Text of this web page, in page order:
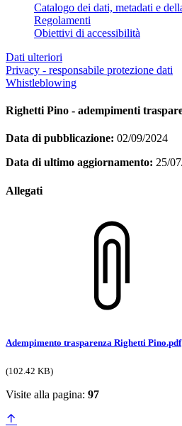
Catalogo dei dati, metadati e
Regolamenti
Obiettivi di accessibilità
Dati ulteriori
Privacy - responsabile protezione dati
Whistleblowing
Righetti Pino - adempimenti
Data di pubblicazione: 02/09/2024
Data di ultimo aggiornamento: 25/
Allegati
Adempimento trasparenza Righetti Pino.pdf
(102.42 KB)
Visite alla pagina: 97